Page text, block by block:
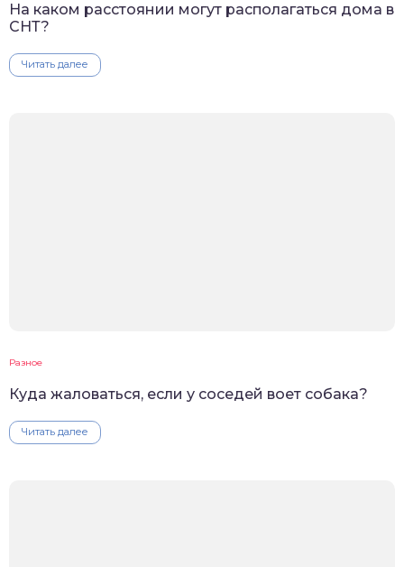
На каком расстоянии могут располагаться дома в
СНТ?
Читать далее
Разное
Куда жаловаться, если у соседей воет собака?
Читать далее